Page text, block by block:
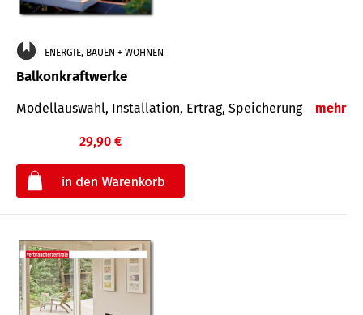
ENERGIE, BAUEN + WOHNEN
Balkonkraftwerke
Modellauswahl, Installation, Ertrag, Speicherung mehr
29,90 €